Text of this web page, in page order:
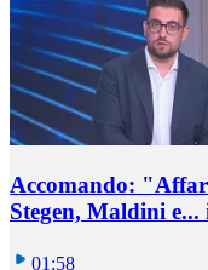
Accomando:
Stegen, Maldini
01:58